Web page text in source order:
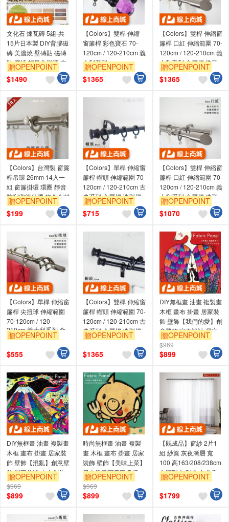
文化石 煉瓦磚 5組-共
15片日本製 DIY背膠磁
磚 美濃燒 壁磚貼 磁磚
貼 窯燒 輕量化磁磚 立
體壁貼 造型壁貼
贈OPENPOINT
$1490
【Colors】雙桿 伸縮
窗簾桿 彩色寶石 70-
120cm / 120-210cm 義
大利系列
贈OPENPOINT
$1365
【Colors】雙桿 伸縮窗
簾桿 口紅 伸縮範圍 70-
120cm / 120-210cm 義
大利系列 金屬桿 造型
桿 裝飾 桿子
贈OPENPOINT
$1365
【Colors】台灣製 窗簾
桿吊環 26mm 14入一
組 窗簾掛環 環圈 靜音
防刮窗簾吊環 鋅合金材
質 內層樹脂 降噪 靜音
贈OPENPOINT
$199
【Colors】單桿 伸縮窗
簾桿 帽頭 伸縮範圍 70-
120cm / 120-210cm 古
典系列 金屬桿 造型桿
門簾桿
贈OPENPOINT
$715
【Colors】雙桿 伸縮窗
簾桿 口紅 伸縮範圍 70-
120cm / 120-210cm 義
大利系列 金屬桿 造型
桿 裝飾 桿子
贈OPENPOINT
$1070
【Colors】單桿 伸縮窗
簾桿 尖扭球 伸縮範圍
70-120cm / 120-
210cm 義大利系列 金
屬桿 造型桿 門簾桿
贈OPENPOINT
$555
【Colors】雙桿 伸縮窗
簾桿 帽頭 伸縮範圍 70-
120cm / 120-210cm 古
典系列 金屬桿 造型桿
裝飾 桿子
贈OPENPOINT
$1365
DIY無框畫 油畫 複製畫
木框 畫布 掛畫 居家裝
飾 壁飾【我們的愛】創
意壁飾 室內設計 居家
佈置 壁掛畫布
贈OPENPOINT
$969
$899
DIY無框畫 油畫 複製畫
木框 畫布 掛畫 居家裝
飾 壁飾【混亂】創意壁
飾 居家佈置 火山創作
普普風 壁掛畫布
贈OPENPOINT
$969
$899
時尚無框畫 油畫 複製
畫 木框 畫布 掛畫 居家
裝飾 壁飾【美味上菜】
日本插畫家獨家授權
贈OPENPOINT
$969
$899
【既成品】窗紗 2片1
組 紗簾 灰夜漸層 寬
100 高163/208/238cm
台灣製 無彩色 灰色系
可水洗
贈OPENPOINT
$1799